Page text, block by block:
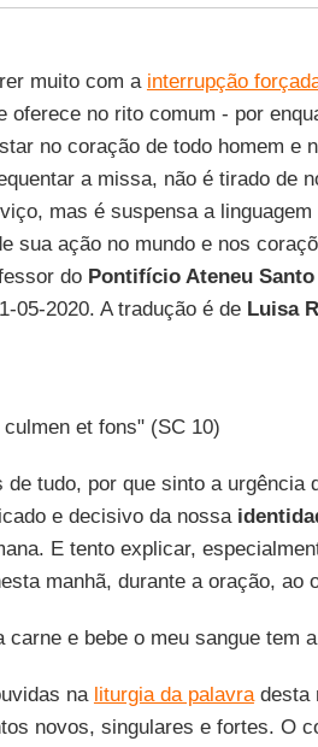
muito com a interrupção
oferece no rito comum - por
no coração de todo homem e
a missa, não é tirado de
mas é suspensa a
sua ação no mundo e nos
do Pontifício Ateneu
05-2020. A tradução é de Luisa
et fons" (SC 10)
de tudo, por que sinto a urgência
e decisivo da nossa
E tento explicar,
manhã, durante a oração, ao
carne e bebe o meu sangue tem
na liturgia da palavradesta
novos, singulares e fortes. O